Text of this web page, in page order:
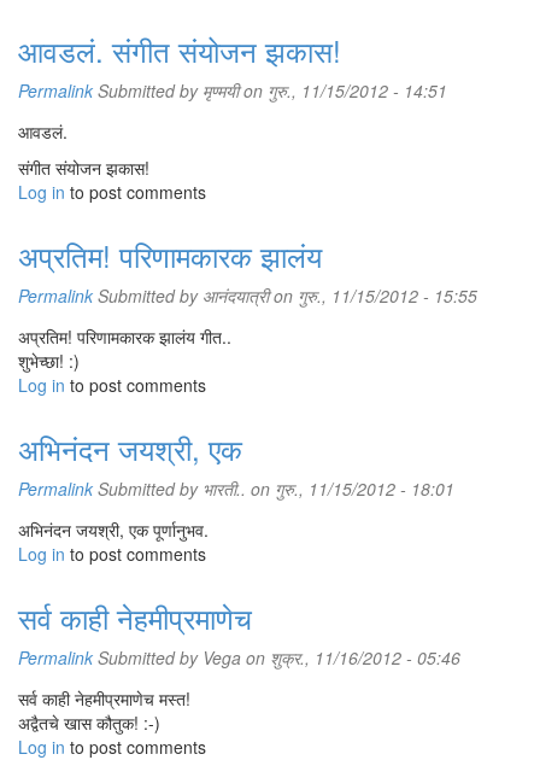
आवडलं. संगीत संयोजन झकास!
Permalink Submitted by मृण्मयीon गुरु., 11/15/2012 - 14:51
आवडलं.
संगीत संयोजन झकास!
Log in to post comments
अप्रतिम! परिणामकारक झालंय
Permalink Submitted by आनंदयात्रीon गुरु., 11/15/2012 - 15:55
अप्रतिम! परिणामकारक झालंय गीत..
शुभेच्छा! :)
Log in to post comments
अभिनंदन जयश्री, एक
Permalink Submitted by भारती.. on गुरु., 11/15/2012 - 18:01
अभिनंदन जयश्री, एक पूर्णानुभव.
Log in to post comments
सर्व काही नेहमीप्रमाणेच
Permalink Submitted by Vega on शुक्र., 11/16/2012 - 05:46
सर्व काही नेहमीप्रमाणेच मस्त!
अद्वैतचे खास कौतुक! :-)
Log in to post comments